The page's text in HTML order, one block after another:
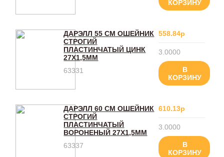
КОРЗИНУ
ДАРЭЛЛ 55 СМ ОШЕЙНИК
СТРОГИЙ
ПЛАСТИНЧАТЫЙ ЦИНК
27Х1,5ММ
63331
558.84р
3.0000
В
КОРЗИНУ
ДАРЭЛЛ 60 СМ ОШЕЙНИК
СТРОГИЙ
ПЛАСТИНЧАТЫЙ
ВОРОНЕНЫЙ 27Х1,5ММ
63337
610.13р
3.0000
В
КОРЗИНУ